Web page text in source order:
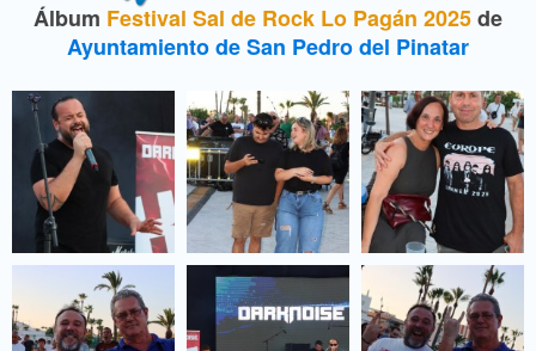
Álbum Festival Sal de Rock Lo Pagán 2025de
Ayuntamiento de San Pedro del Pinatar